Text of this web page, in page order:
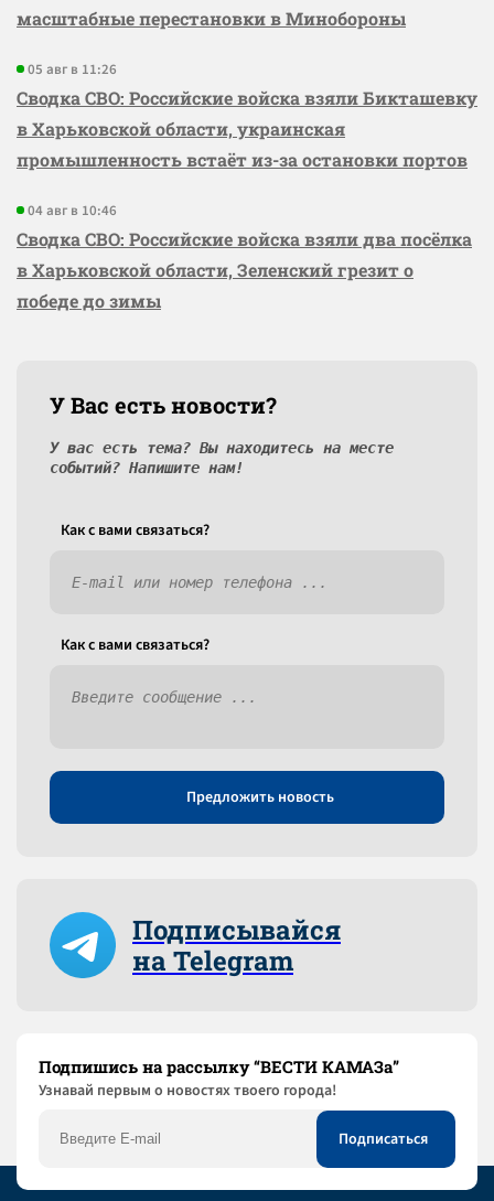
масштабные перестановки в Минобороны
05 авг в 11:26
Сводка СВО: Российские войска взяли Бикташевку
в Харьковской области, украинская
промышленность встаёт из-за остановки портов
04 авг в 10:46
Сводка СВО: Российские войска взяли два посёлка
в Харьковской области, Зеленский грезит о
победе до зимы
У Вас есть новости?
У вас есть тема? Вы находитесь на месте
событий? Напишите нам!
Как c вами связаться?
Как c вами связаться?
Предложить новость
Подписывайся
на Telegram
Подпишись на рассылку “ВЕСТИ КАМАЗа”
Узнaвай первым о новостях твоего города!